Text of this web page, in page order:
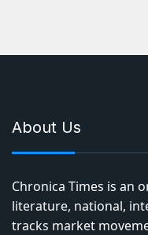
About Us
Chronica Times is an
literature, national,
tracks market